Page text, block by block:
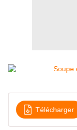
Télécharger